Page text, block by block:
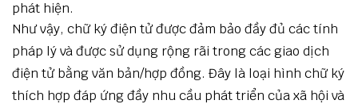
phát hiện.
Như vậy, chữ ký điện tử được đảm bảo đầy đủ các tính
pháp lý và được sử dụng rộng rãi trong các giao dịch
điện tử bằng văn bản/hợp đồng. Đây là loại hình chữ ký
thích hợp đáp ứng đầy nhu cầu phát triển của xã hội và